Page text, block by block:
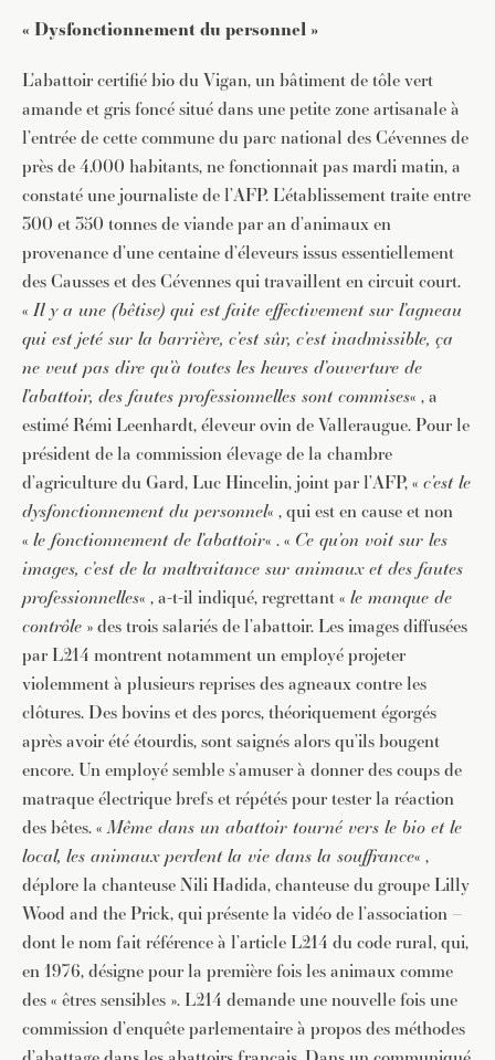
« Dysfonctionnement du personnel »
L’abattoir certifié bio du Vigan, un bâtiment de tôle vert
amande et gris foncé situé dans une petite zone artisanale à
l’entrée de cette commune du parc national des Cévennes de
près de 4.000 habitants, ne fonctionnait pas mardi matin, a
constaté une journaliste de l’AFP. L’établissement traite entre
300 et 350 tonnes de viande par an d’animaux en
provenance d’une centaine d’éleveurs issus essentiellement
des Causses et des Cévennes qui travaillent en circuit court.
«Il y a une (bêtise) qui est faite effectivement sur l’agneau
qui est jeté sur la barrière, c’est sûr, c’est inadmissible, ça
ne veut pas dire qu’à toutes les heures d’ouverture de
l’abattoir, des fautes professionnelles sont commises« , a
estimé Rémi Leenhardt, éleveur ovin de Valleraugue. Pour le
président de la commission élevage de la chambre
d’agriculture du Gard, Luc Hincelin, joint par l’AFP, « c’est le
dysfonctionnement du personnel« , qui est en cause et non
« le fonctionnement de l’abattoir« . « Ce qu’on voit sur les
images, c’est de la maltraitance sur animaux et des fautes
professionnelles« , a-t-il indiqué, regrettant « le manque de
contrôle » des trois salariés de l’abattoir. Les images diffusées
par L214 montrent notamment un employé projeter
violemment à plusieurs reprises des agneaux contre les
clôtures. Des bovins et des porcs, théoriquement égorgés
après avoir été étourdis, sont saignés alors qu’ils bougent
encore. Un employé semble s’amuser à donner des coups de
matraque électrique brefs et répétés pour tester la réaction
des bêtes. «Même dans un abattoir tourné vers le bio et le
local, les animaux perdent la vie dans la souffrance« ,
déplore la chanteuse Nili Hadida, chanteuse du groupe Lilly
Wood and the Prick, qui présente la vidéo de l’association –
dont le nom fait référence à l’article L214 du code rural, qui,
en 1976, désigne pour la première fois les animaux comme
des « êtres sensibles ». L214 demande une nouvelle fois une
commission d’enquête parlementaire à propos des méthodes